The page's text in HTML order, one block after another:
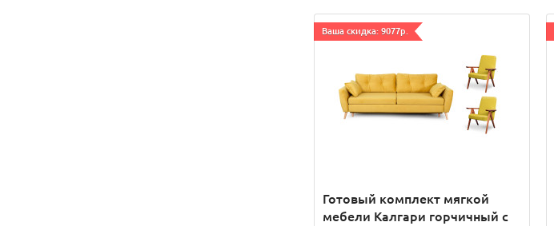
Ваша скидка: 9077р.
Готовый комплект мягкой
мебели Калгари горчичный с